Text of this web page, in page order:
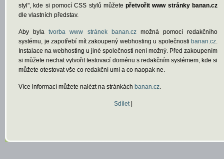
styl", kde si pomocí CSS stylů můžetepřetvořit www stránky banan.cz
dle vlastních představ.
Aby byla tvorba www stránek banan.czmožná pomocí redakčního
systému, je zapotřebí mít zakoupený webhosting u společnosti banan.cz.
Instalace na webhosting u jiné společnosti není možný. Před zakoupením
si můžete nechat vytvořit testovací doménu s redakčním systémem, kde si
můžete otestovat vše co redakční umí a co naopak ne.
Více informací můžete nalézt na stránkách banan.cz.
Sdílet